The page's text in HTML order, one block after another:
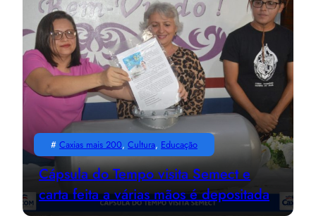
# Caxias mais 200, Cultura, Educação
Cápsula do Tempo visita Semect e
carta feita a várias mãos é depositada